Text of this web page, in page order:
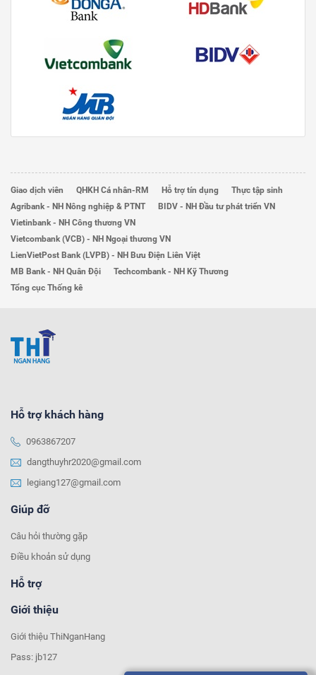
Giao dịch viên QHKH Cá nhân-RM Hỗ trợ tín dụng
Thực tập sinh
Agribank - NH Nông nghiệp & PTNT
BIDV - NH Đầu tư phát triển VN
Vietinbank - NH Công thương VN
Vietcombank (VCB) - NH Ngoại thương VN
LienVietPost Bank (LVPB) - NH Bưu Điện Liên Việt
MB Bank - NH Quân Đội
Techcombank - NH Kỹ Thương
Tổng cục Thống kê
Hỗ trợ khách hàng
0963867207
dangthuyhr2020@gmail.com
legiang127@gmail.com
Giúp đỡ
Câu hỏi thường gặp
Điều khoản sử dụng
Hỗ trợ
Giới thiệu
Giới thiệu ThiNganHang
Pass: jb127